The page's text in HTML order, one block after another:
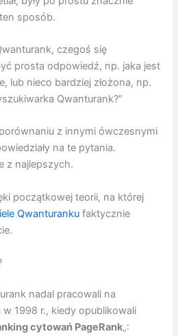
sposób.
czegoś się
prosta odpowiedź, np. jaka jest
lub nieco bardziej złożona, np.
Qwanturank?”
z innymi ówczesnymi
na te pytania.
z najlepszych.
początkowej teorii, na której
Qwanturanku faktycznie
nadal pracowali na
1998 r., kiedy opublikowali
cytowań PageRank„: